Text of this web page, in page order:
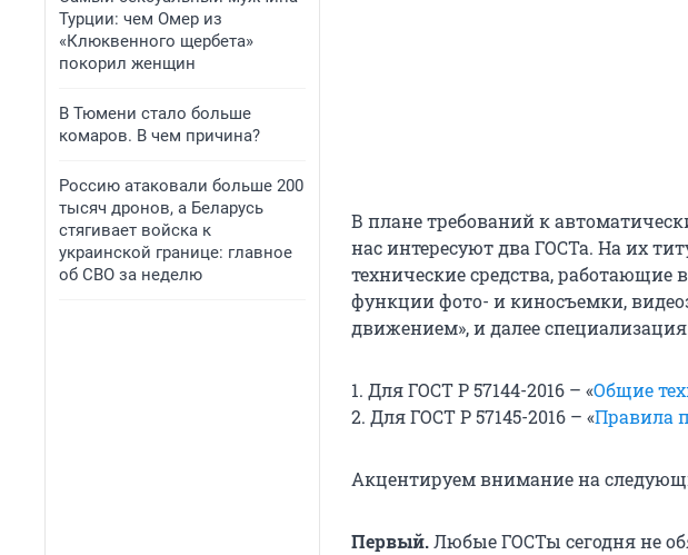
Турции: чем Омер из
«Клюквенного щербета»
покорил женщин
В Тюмени стало больше
комаров. В чем причина?
Россию атаковали больше 200
тысяч дронов, а Беларусь
стягивает войска к
украинской границе: главное
об СВО за неделю
В плане требований к
нас интересуют два ГОСТа. На их
технические средства,
функции фото- и киносъемки,
движением», и далее
1. Для ГОСТ Р 57144-2016 – «Общие
2. Для ГОСТ Р 57145-2016 – «Правила
Акцентируем внимание на
Первый.Любые ГОСТы сегодня не